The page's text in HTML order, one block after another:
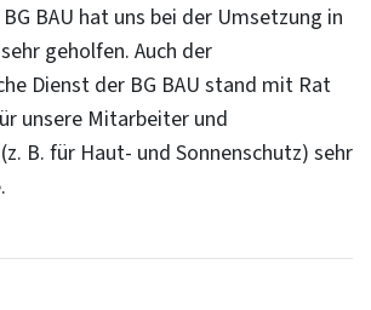
BAU hat uns bei der Umsetzung in
geholfen. Auch der
Dienst der BG BAU stand mit Rat
unsere Mitarbeiter und
B. für Haut- und Sonnenschutz) sehr